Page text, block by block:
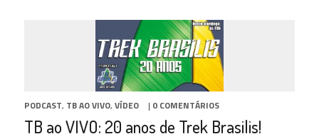
PODCAST, TB AO VIVO, VÍDEO | 0 COMENTÁRIOS
TB ao VIVO: 20 anos de Trek Brasilis!